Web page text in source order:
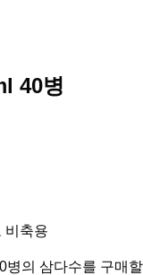
40병
비축용
병의 삼다수를 구매